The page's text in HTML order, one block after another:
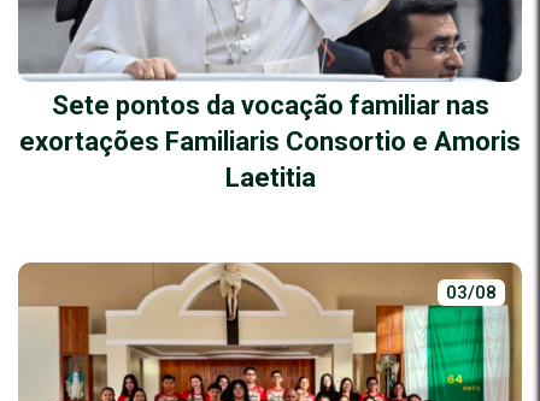
Sete pontos da vocação familiar nas
exortações Familiaris Consortio e Amoris
Laetitia
03/08